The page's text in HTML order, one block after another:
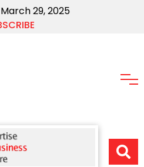
29, 2025